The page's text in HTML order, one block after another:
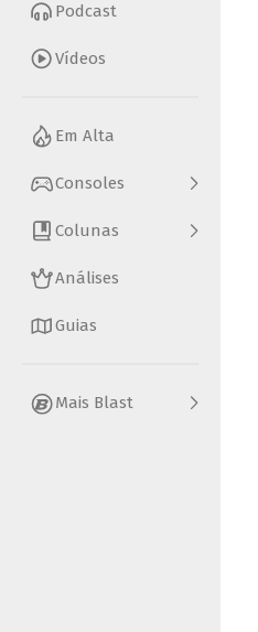
Podcast
Vídeos
Em Alta
Consoles
Colunas
Análises
Guias
Mais Blast